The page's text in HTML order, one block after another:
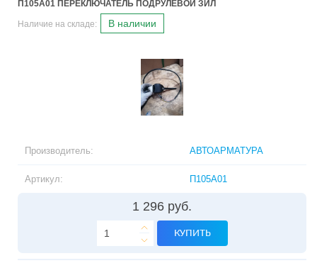
П105A01 ПЕРЕКЛЮЧАТЕЛЬ ПОДРУЛЕВОЙ ЗИЛ
Наличие на складе: В наличии
Производитель: АВТОАРМАТУРА
Артикул: П105A01
1 296 руб.
КУПИТЬ